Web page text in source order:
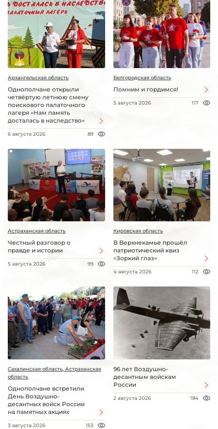
Архангельская область
Однополчане открыли
четвёртую летнюю смену
поискового палаточного
лагеря «Нам память
досталась в наследство»
6 августа 2026 89
Белгородская область
Помним и гордимся!
5 августа 2026 117
Астраханская область
Честный разговор о
правде и истории
5 августа 2026 99
Кировская область
В Верхнекамье прошёл
патриотический квиз
«Зоркий глаз»
4 августа 2026 112
Сахалинская область, Астраханская
область
Однополчане встретили
День Воздушно-
десантных войск России
на памятных акциях
3 августа 2026 153
96 лет Воздушно-
десантным войскам
России
2 августа 2026 184